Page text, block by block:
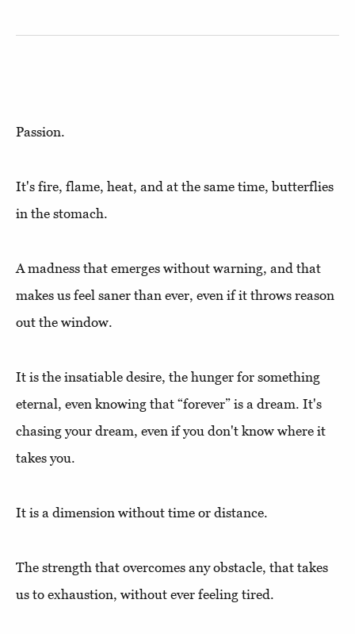
Passion.
It's fire, flame, heat, and at the same time, butterflies
in the stomach.
A madness that emerges without warning, and that
makes us feel saner than ever, even if it throws reason
out the window.
It is the insatiable desire, the hunger for something
eternal, even knowing that “forever” is a dream. It's
chasing your dream, even if you don't know where it
takes you.
It is a dimension without time or distance.
The strength that overcomes any obstacle, that takes
us to exhaustion, without ever feeling tired.